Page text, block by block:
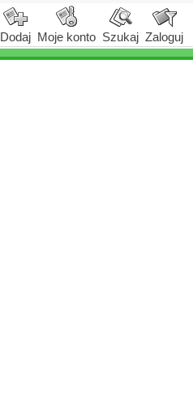
Dodaj Moje konto Szukaj Zaloguj